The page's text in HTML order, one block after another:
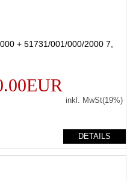
+ 51731/001/000/2000 7,
inkl. MwSt(19%)
DETAILS